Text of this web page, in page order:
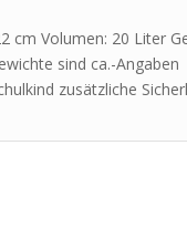
cm Volumen: 20 Liter
sind ca.-Angaben
zusätzliche